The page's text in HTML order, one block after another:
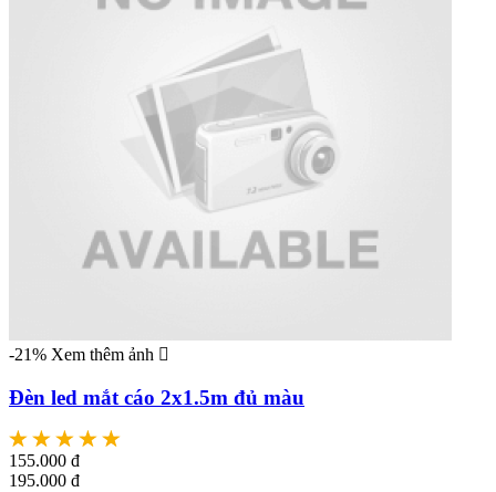
-21% Xem thêm ảnh
Đèn led mắt cáo 2x1.5m đủ màu
155.000 đ
195.000 đ